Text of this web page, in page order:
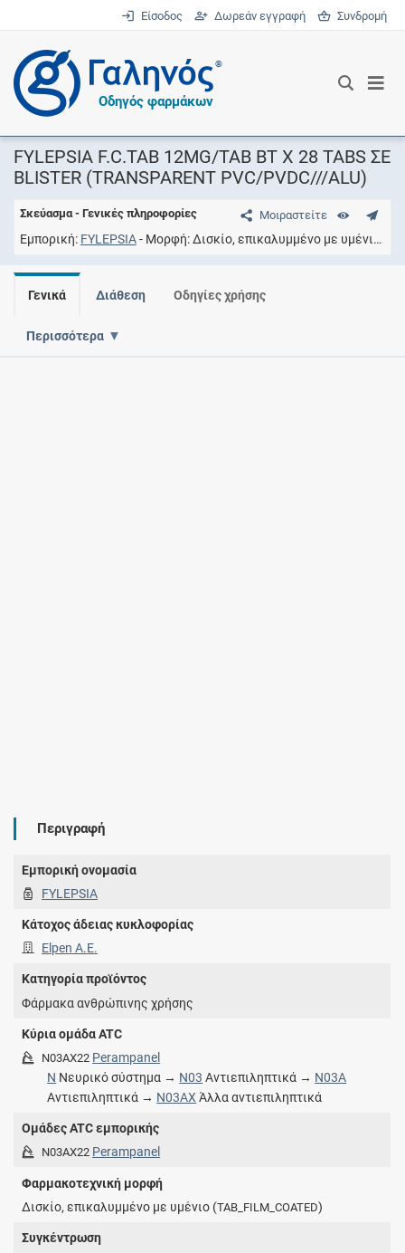
Είσοδος Δωρεάν εγγραφή Συνδρομή
®
Οδηγός φαρμάκων
FYLEPSIA F.C.TAB 12MG/TAB BT X 28 TABS ΣΕ
BLISTER (TRANSPARENT PVC/PVDC///ALU)
Μοιραστείτε
Σκεύασμα - Γενικές πληροφορίες
Εμπορική FYLEPSIA Μορφή Δισκίο, επικαλυμμένο με υμένιο
Γενικά Διάθεση Οδηγίες χρήσης
Περισσότερα
Περιγραφή
Εμπορική ονομασία
FYLEPSIA
Κάτοχος άδειας κυκλοφορίας
Elpen A.E.
Κατηγορία προϊόντος
Φάρμακα ανθρώπινης χρήσης
Κύρια ομάδα ATC
N03AX22 Perampanel
N Νευρικό σύστημα → N03 Αντιεπιληπτικά → N03A
Αντιεπιληπτικά → N03AX Άλλα αντιεπιληπτικά
Ομάδες ATC εμπορικής
N03AX22 Perampanel
Φαρμακοτεχνική μορφή
Δισκίο, επικαλυμμένο με υμένιο (TAB_FILM_COATED)
Συγκέντρωση